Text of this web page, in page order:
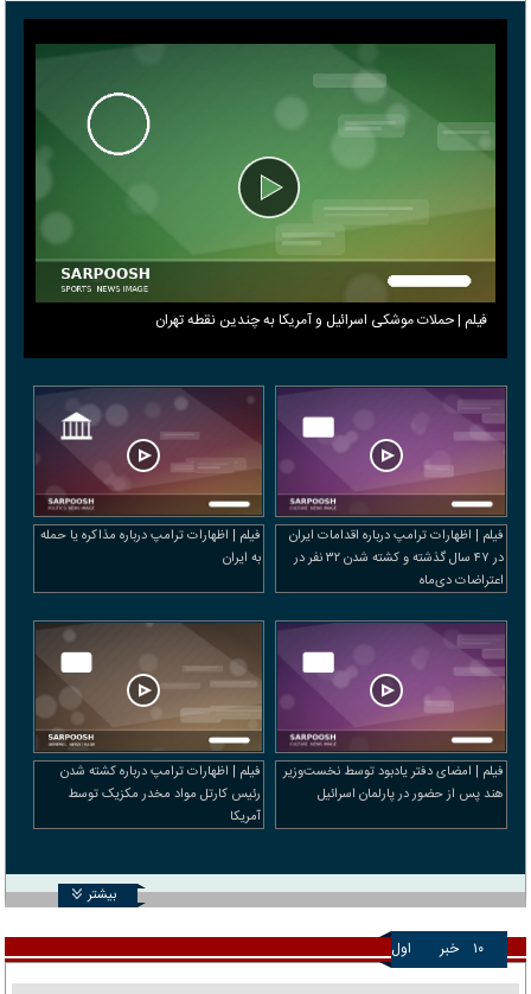
فیلم | حملات موشکی اسرائیل و آمریکا به چندین نقطه تهران
فیلم | اظهارات ترامپ درباره اقدامات ایران
در ۴۷ سال گذشته و کشته شدن ۳۲ نفر در
اعتراضات دی‌ماه
فیلم | اظهارات ترامپ درباره مذاکره یا حمله
به ایران
فیلم | امضای دفتر یادبود توسط نخست‌وزیر
هند پس از حضور در پارلمان اسرائیل
فیلم | اظهارات ترامپ درباره کشته شدن
رئیس کارتل مواد مخدر مکزیک توسط
آمریکا
بیشتر
۱۰ خبر اول